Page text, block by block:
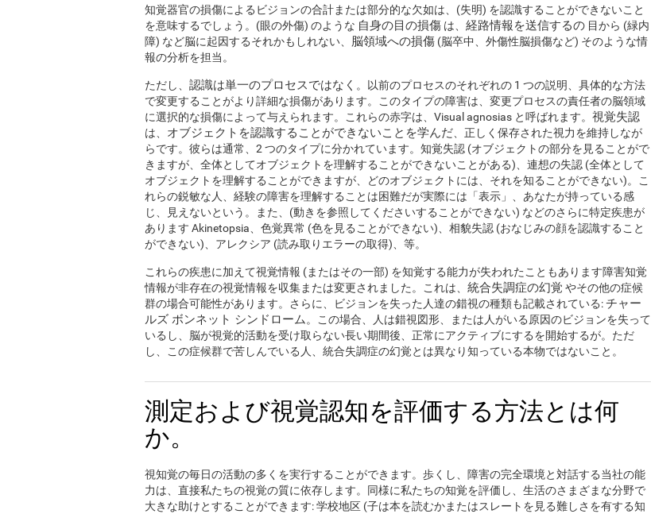
知覚器官の損傷によるビジョンの合計または部分的な欠如は、(失明) を認識することができないこと
を意味するでしょう。(眼の外傷) のような 自身の目の損傷 は、 経路情報を送信するの 目から (緑内
障) など脳に起因するそれかもしれない、 脳領域への損傷 (脳卒中、外傷性脳損傷など) そのような情
報の分析を担当。
ただし、 認識は単一のプロセスではなく 。以前のプロセスのそれぞれの 1 つの説明、具体的な方法
で変更することがより詳細な損傷があります。このタイプの障害は、変更プロセスの責任者の脳領域
に選択的な損傷によって与えられます。これらの赤字は、Visual agnosias と呼ばれます。 視覚失認
は、 オブジェクトを認識することができないことを学んだ、正しく保存された視力を維持しなが
らです。彼らは通常、2 つのタイプに分かれています。知覚失認 (オブジェクトの部分を見ることがで
きますが、全体としてオブジェクトを理解することができないことがある)、連想の失認 (全体として
オブジェクトを理解することができますが、どのオブジェクトには、それを知ることができない)。こ
れらの鋭敏な人、経験の障害を理解することは困難だが実際には「表示」、あなたが持っている感
じ、見えないという。また、(動きを参照してくださいすることができない) などのさらに特定疾患が
あります Akinetopsia、色覚異常 (色を見ることができない)、相貌失認 (おなじみの顔を認識すること
ができない)、アレクシア (読み取りエラーの取得)、等。
これらの疾患に加えて視覚情報 (またはその一部) を知覚する能力が失われたこともあります障害知覚
情報が非存在の視覚情報を収集または変更されました。これは、 統合失調症の幻覚 やその他の症候
群の場合可能性があります。さらに、ビジョンを失った人達の錯視の種類も記載されている:チャー
ルズ ボンネット シンドローム。この場合、人は錯視図形、または人がいる原因のビジョンを失って
いるし、脳が視覚的活動を受け取らない長い期間後、正常にアクティブにするを開始するが。ただ
し、この症候群で苦しんでいる人、統合失調症の幻覚とは異なり知っている本物ではないこと。
測定および視覚認知を評価する方法とは何
か。
視知覚の毎日の活動の多くを実行することができます。歩くし、障害の完全環境と対話する当社の能
力は、直接私たちの視覚の質に依存します。同様に私たちの知覚を評価し、生活のさまざまな分野で
大きな助けとすることができます: 学校地区 (子は本を読むかまたはスレートを見る難しさを有する知